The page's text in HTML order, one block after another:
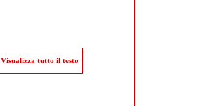
Visualizza tutto il testo